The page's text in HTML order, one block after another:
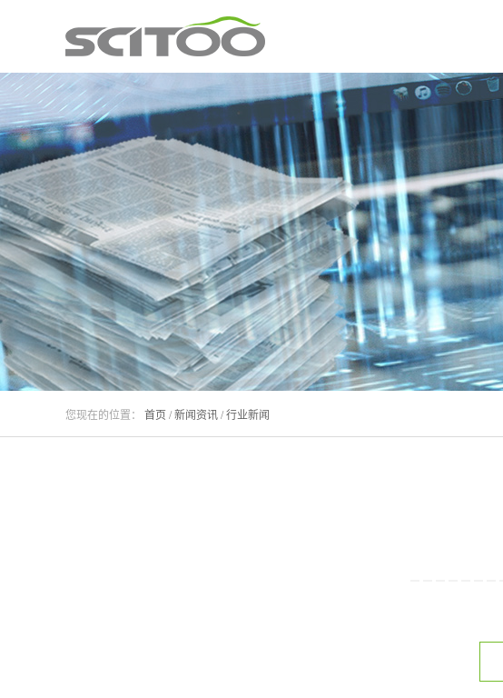
您现在的位置： 首页 /新闻资讯 / 行业新闻